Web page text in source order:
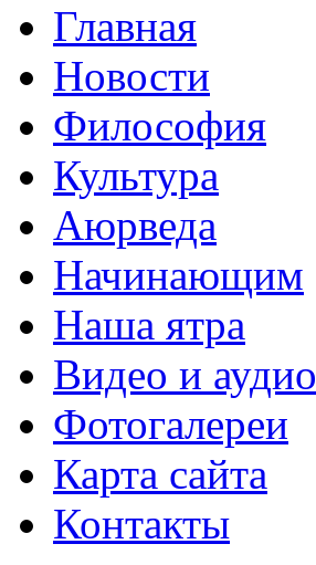
Главная
Новости
Философия
Культура
Аюрведа
Начинающим
Наша ятра
Видео и аудио
Фотогалереи
Карта сайта
Контакты